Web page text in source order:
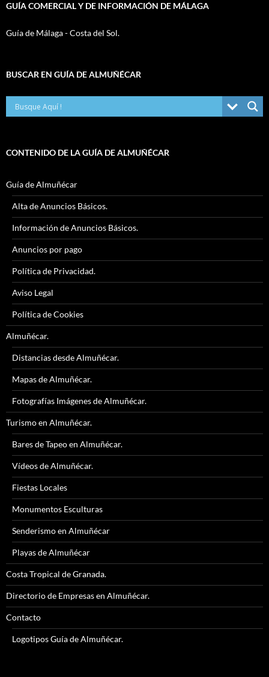
GUÍA COMERCIAL Y DE INFORMACIÓN DE MÁLAGA
Guía de Málaga - Costa del Sol.
BUSCAR EN GUÍA DE ALMUÑÉCAR
CONTENIDO DE LA GUÍA DE ALMUÑÉCAR
Guía de Almuñécar
Alta de Anuncios Básicos.
Información de Anuncios Básicos.
Anuncios por pago
Política de Privacidad.
Aviso Legal
Política de Cookies
Almuñécar.
Distancias desde Almuñécar.
Mapas de Almuñécar.
Fotografías Imágenes de Almuñécar.
Turismo en Almuñécar.
Bares de Tapeo en Almuñécar.
Vídeos de Almuñécar.
Fiestas Locales
Monumentos Esculturas
Senderismo en Almuñécar
Playas de Almuñécar
Costa Tropical de Granada.
Directorio de Empresas en Almuñécar.
Contacto
Logotipos Guía de Almuñécar.